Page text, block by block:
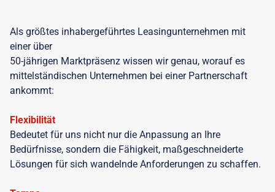
Als größtes inhabergeführtes Leasingunternehmen mit
einer über
50-jährigen Marktpräsenz wissen wir genau, worauf es
mittelständischen Unternehmen bei einer Partnerschaft
ankommt:
Flexibilität
Bedeutet für uns nicht nur die Anpassung an Ihre
Bedürfnisse, sondern die Fähigkeit, maßgeschneiderte
Lösungen für sich wandelnde Anforderungen zu schaffen.